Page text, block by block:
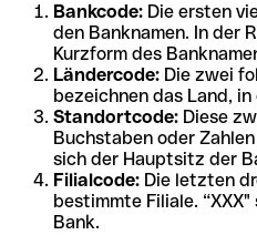
Bankcode: Die ersten
den Banknamen. In der
Kurzform des
Ländercode: Die zwei
bezeichnen das Land,
Standortcode: Diese
Buchstaben oder
sich der Hauptsitz der
Filialcode: Die letzten
bestimmte Filiale.
Bank.